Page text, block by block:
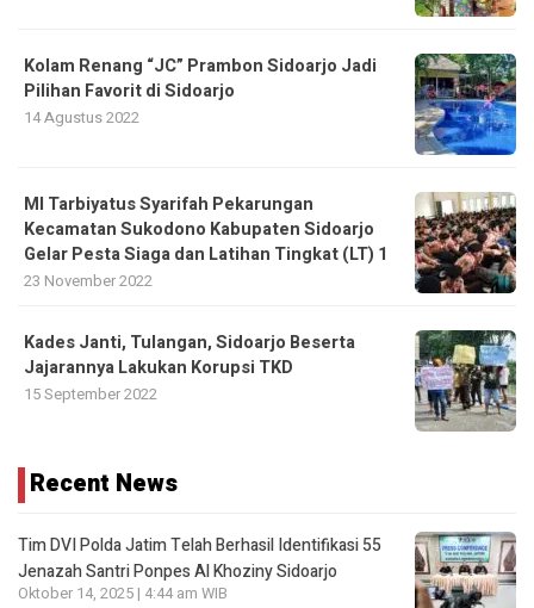
Kolam Renang “JC” Prambon Sidoarjo Jadi
Pilihan Favorit di Sidoarjo
14 Agustus 2022
MI Tarbiyatus Syarifah Pekarungan
Kecamatan Sukodono Kabupaten Sidoarjo
Gelar Pesta Siaga dan Latihan Tingkat (LT) 1
23 November 2022
Kades Janti, Tulangan, Sidoarjo Beserta
Jajarannya Lakukan Korupsi TKD
15 September 2022
Recent News
Tim DVI Polda Jatim Telah Berhasil Identifikasi 55
Jenazah Santri Ponpes Al Khoziny Sidoarjo
Oktober 14, 2025 | 4:44 am WIB